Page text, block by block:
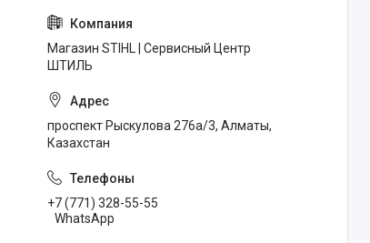
Магазин STIHL | Сервисный Центр
ШТИЛЬ
проспект Рыскулова 276а/3, Алматы,
Казахстан
+7 (771) 328-55-55
WhatsApp